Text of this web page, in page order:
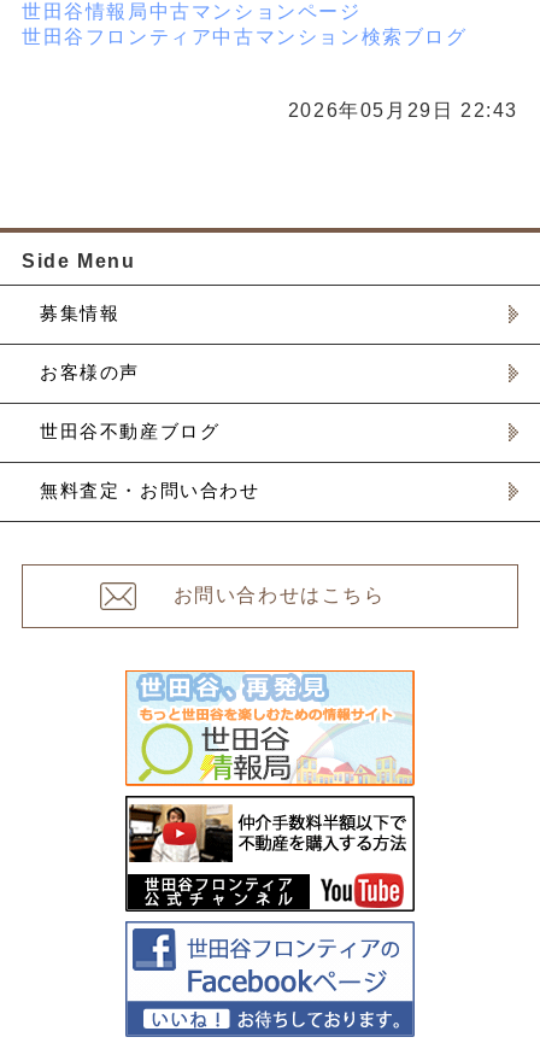
世田谷情報局中古マンションページ
世田谷フロンティア中古マンション検索ブログ
2026年05月29日 22:43
Side Menu
募集情報
お客様の声
世田谷不動産ブログ
無料査定・お問い合わせ
お問い合わせはこちら